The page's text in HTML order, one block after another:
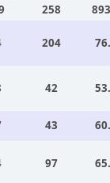
258
204
42
43
97